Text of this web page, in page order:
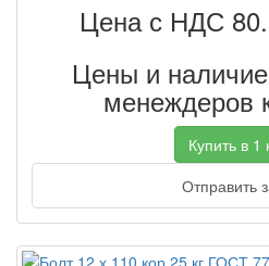
Цена с НДС
Цены и
менеждеров
Купить в 1
Отправить